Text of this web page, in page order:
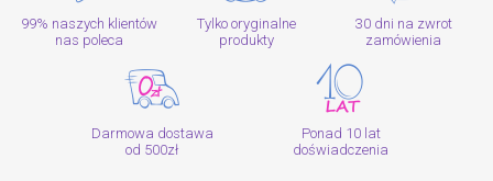
99% naszych klientów
nas poleca
Tylko oryginalne
produkty
30 dni na zwrot
zamówienia
Darmowa dostawa
od 500zł
Ponad 10 lat
doświadczenia